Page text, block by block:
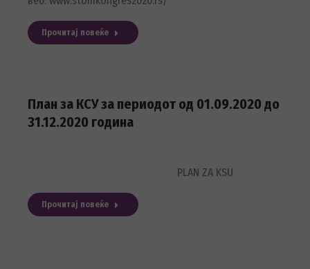
Прочитај повеќе
План за КСУ за периодот од 01.09.2020 до
31.12.2020 година
PLAN ZA KSU
Прочитај повеќе